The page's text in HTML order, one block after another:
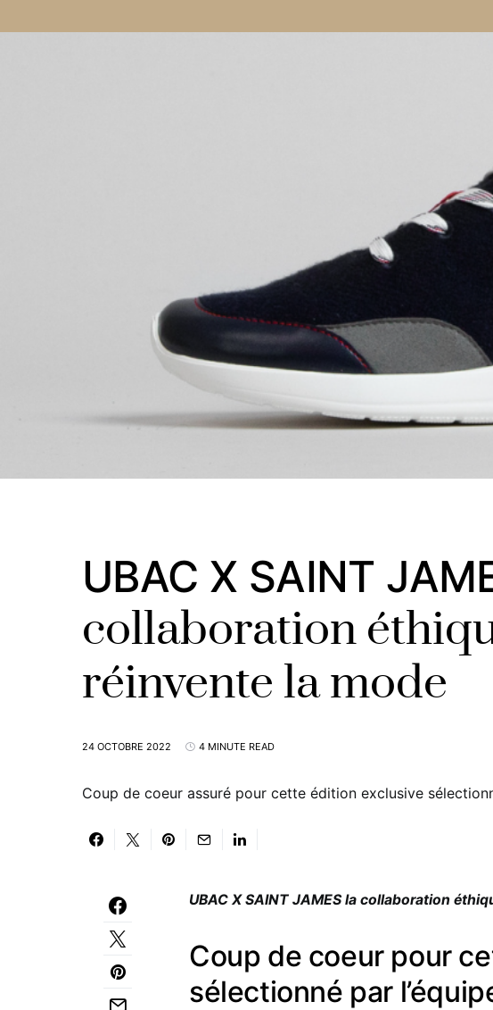
UBAC X SAINT
collaboration
réinvente la mode
24 OCTOBRE 2022 4 MINUTE READ
Coup de coeur assuré pour cette édition exclusive
UBAC X SAINT JAMES la collaboration
Coup de coeur pour
sélectionné par